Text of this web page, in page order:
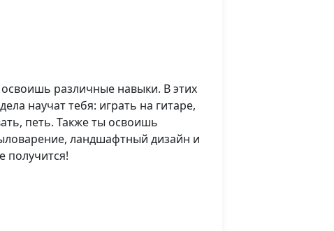
различные навыки. В этих
научат тебя: играть на гитаре,
петь. Также ты освоишь
ландшафтный дизайн и
получится!